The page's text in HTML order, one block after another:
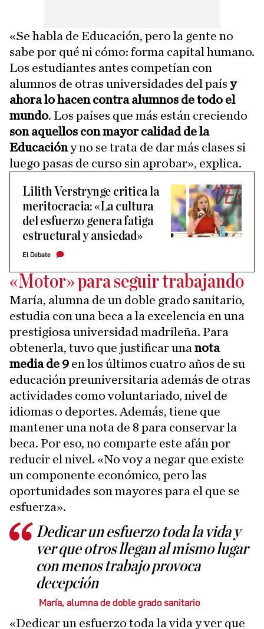
«Se habla de Educación, pero la gente no
sabe por qué ni cómo: forma capital humano.
Los estudiantes antes competían con
alumnos de otras universidades del país y
ahora lo hacen contra alumnos de todo el
mundo. Los países que más están creciendo
son aquellos con mayor calidad de la
Educacióny no se trata de dar más clases si
luego pasas de curso sin aprobar», explica.
Lilith Verstrynge critica la
meritocracia: «La cultura
del esfuerzo genera fatiga
estructural y ansiedad»
El Debate
«Motor» para seguir trabajando
María, alumna de un doble grado sanitario,
estudia con una beca a la excelencia en una
prestigiosa universidad madrileña. Para
obtenerla, tuvo que justificar una nota
media de 9 en los últimos cuatro años de su
educación preuniversitaria además de otras
actividades como voluntariado, nivel de
idiomas o deportes. Además, tiene que
mantener una nota de 8 para conservar la
beca. Por eso, no comparte este afán por
reducir el nivel. «No voy a negar que existe
un componente económico, pero las
oportunidades son mayores para el que se
esfuerza».
Dedicar un esfuerzo toda la vida y
ver que otros llegan al mismo lugar
con menos trabajo provoca
decepción
María, alumna de doble grado sanitario
«Dedicar un esfuerzo toda la vida y ver que